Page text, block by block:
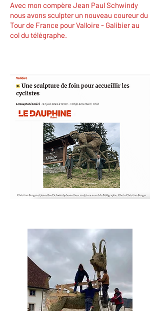
Avec mon compère Jean Paul Schwindy
nous avons sculpter un nouveau coureur du
Tour de France pour Valloire - Galibier au
col du télégraphe.